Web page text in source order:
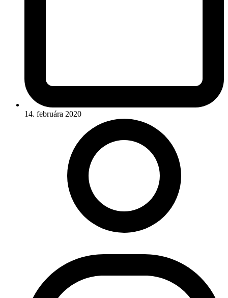
14. februára 2020